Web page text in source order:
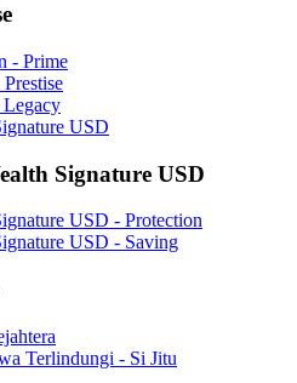
- Prime
USD
Signature USD
USD - Protection
USD - Saving
Terlindungi - Si Jitu